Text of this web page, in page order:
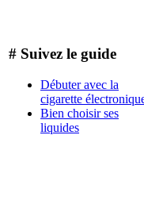
# Suivez le guide
Débuter avec la
cigarette
Bien choisir ses
liquides